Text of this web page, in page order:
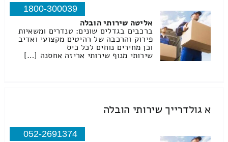
1800-300039
אליטה שירותי הובלה
ברכבים בגדלים שונים: טנדרים ומשאיות
פירוק והרכבה של רהיטים מקצועי ואדיב
וכן מחירים נוחים לכל כיס
שירותי מנוף שירותי אריזה אחסנה […]
א גולדרייך שירותי הובלה
052-2691374